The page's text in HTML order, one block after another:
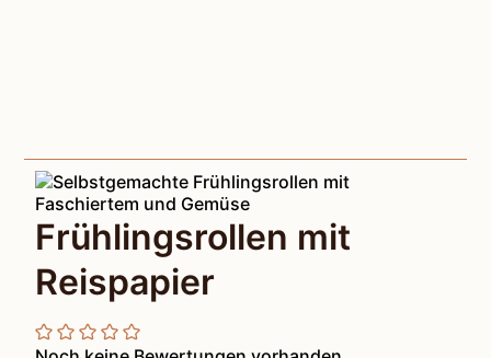
Frühlingsrollen mit
Reispapier